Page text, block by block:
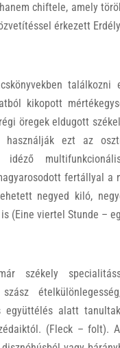
chiftele, amely
érkezett
kikopott
öregek eldugott
használják ezt az
idéző
fertállyal a
negyed kiló,
(Eine viertel Stunde –
székely
szász
együttélés alatt
(Fleck – folt).